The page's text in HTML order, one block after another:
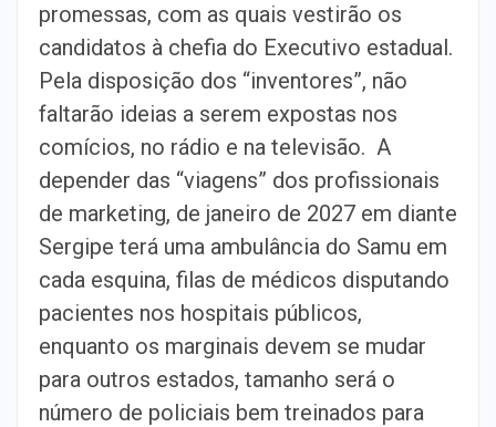
promessas, com as quais vestirão os
candidatos à chefia do Executivo estadual.
Pela disposição dos “inventores”, não
faltarão ideias a serem expostas nos
comícios, no rádio e na televisão. A
depender das “viagens” dos profissionais
de marketing, de janeiro de 2027 em diante
Sergipe terá uma ambulância do Samu em
cada esquina, filas de médicos disputando
pacientes nos hospitais públicos,
enquanto os marginais devem se mudar
para outros estados, tamanho será o
número de policiais bem treinados para